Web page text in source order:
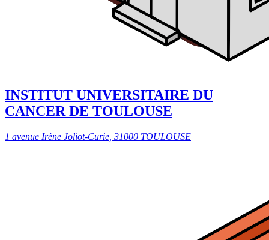
INSTITUT UNIVERSITAIRE DU
CANCER DE TOULOUSE
1 avenue Irène Joliot-Curie, 31000 TOULOUSE